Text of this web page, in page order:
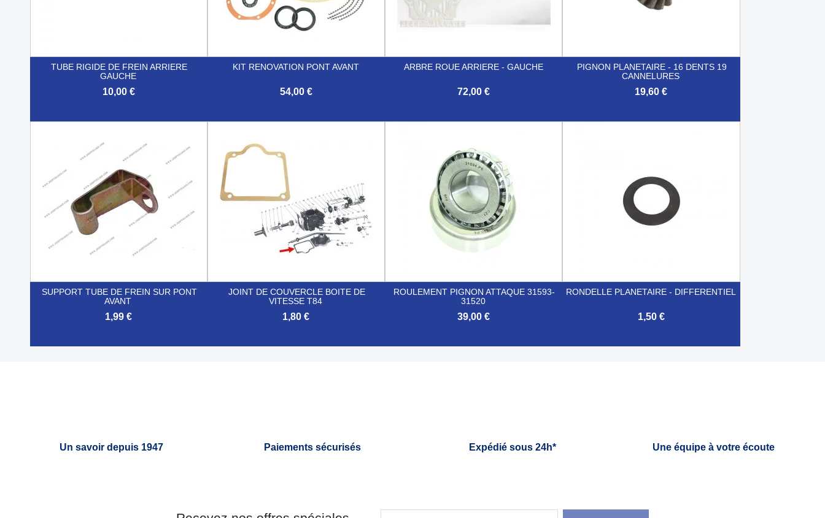
TUBE RIGIDE DE FREIN ARRIERE
GAUCHE
10,00 €
KIT RENOVATION PONT AVANT
54,00 €
ARBRE ROUE ARRIERE - GAUCHE
72,00 €
PIGNON PLANETAIRE - 16 DENTS 19
CANNELURES
19,60 €
SUPPORT TUBE DE FREIN SUR PONT
AVANT
1,99 €
JOINT DE COUVERCLE BOITE DE
VITESSE T84
1,80 €
ROULEMENT PIGNON ATTAQUE 31593-
31520
39,00 €
RONDELLE PLANETAIRE - DIFFERENTIEL
1,50 €
Un savoir depuis 1947 Paiements sécurisés Expédié sous 24h* Une équipe à votre écoute